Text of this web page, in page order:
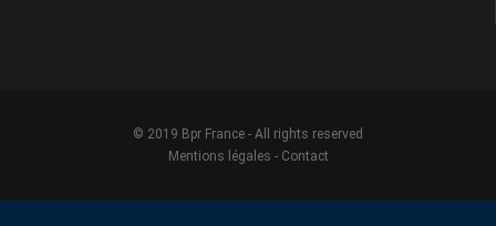
© 2019 Bpr France - All rights reserved
Mentions légales - Contact